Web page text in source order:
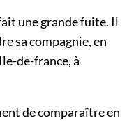
une grande fuite. Il
sa compagnie, en
de-france, à
de comparaître en